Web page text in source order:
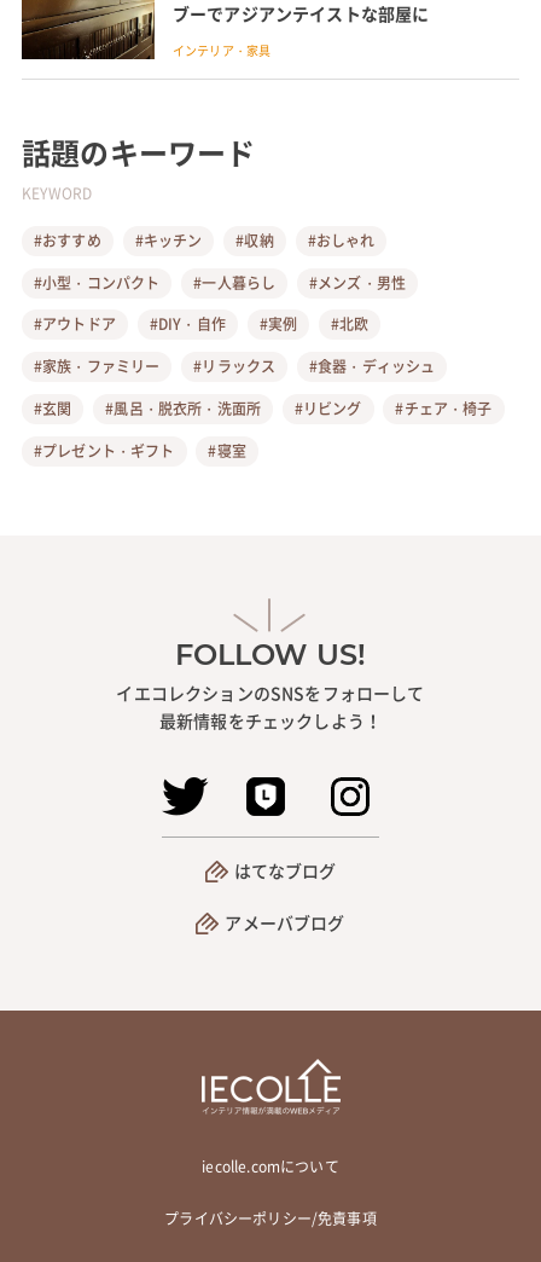
ブーでアジアンテイストな部屋に
インテリア・家具
話題のキーワード
KEYWORD
#おすすめ #キッチン #収納
#おしゃれ
#小型・コンパクト
#一人暮らし
#メンズ・男性
#アウトドア
#DIY・自作 #実例
#北欧
#家族・ファミリー
#リラックス
#食器・ディッシュ
#玄関
#風呂・脱衣所・洗面所 #リビング
#チェア・椅子
#プレゼント・ギフト
#寝室
FOLLOW US!
イエコレクションのSNSをフォローして
最新情報をチェックしよう！
はてなブログ
アメーバブログ
iecolle.comについて
プライバシーポリシー/免責事項